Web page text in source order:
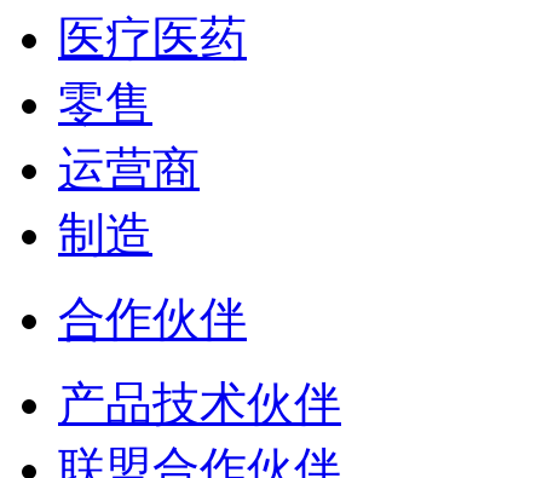
医疗医药
零售
运营商
制造
合作伙伴
产品技术伙伴